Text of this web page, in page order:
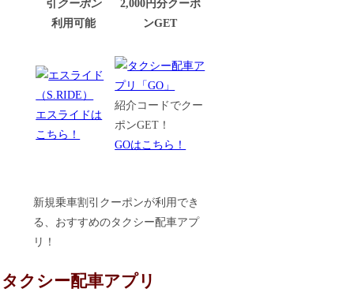
引 クーポン
利用可能
2,000円分クーポ
ンGET
エスライドは
こちら！
紹介コードでクー
ポンGET！
GOはこちら！
新規乗車割引クーポンが利用でき
る、おすすめのタクシー配車アプ
リ！
タクシー配車アプリ